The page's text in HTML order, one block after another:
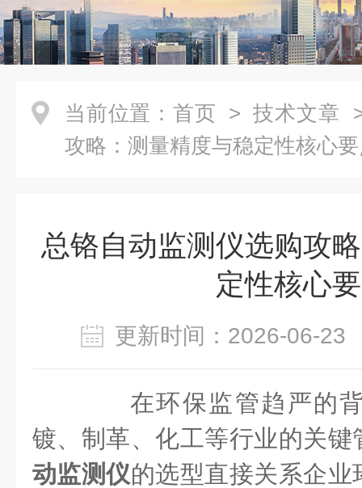
当前位置： 首页 > 技术文章
攻略：测量精度与稳定性核心
总铬自动监测仪选购攻
定性核心
更新时间：2026-06-
在环保监管趋严的背
镀、制革、化工等行业的关键
动监测仪的选型直接关系企